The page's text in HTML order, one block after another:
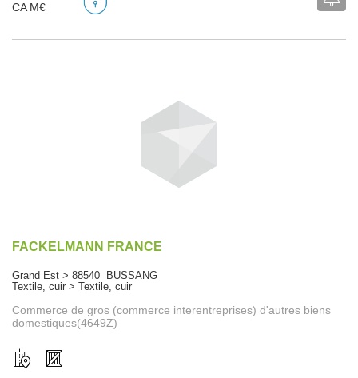
CA M€
FACKELMANN FRANCE
Grand Est > 88540 BUSSANG
Textile, cuir > Textile, cuir
Commerce de gros (commerce interentreprises) d'autres biens
domestiques(4649Z)